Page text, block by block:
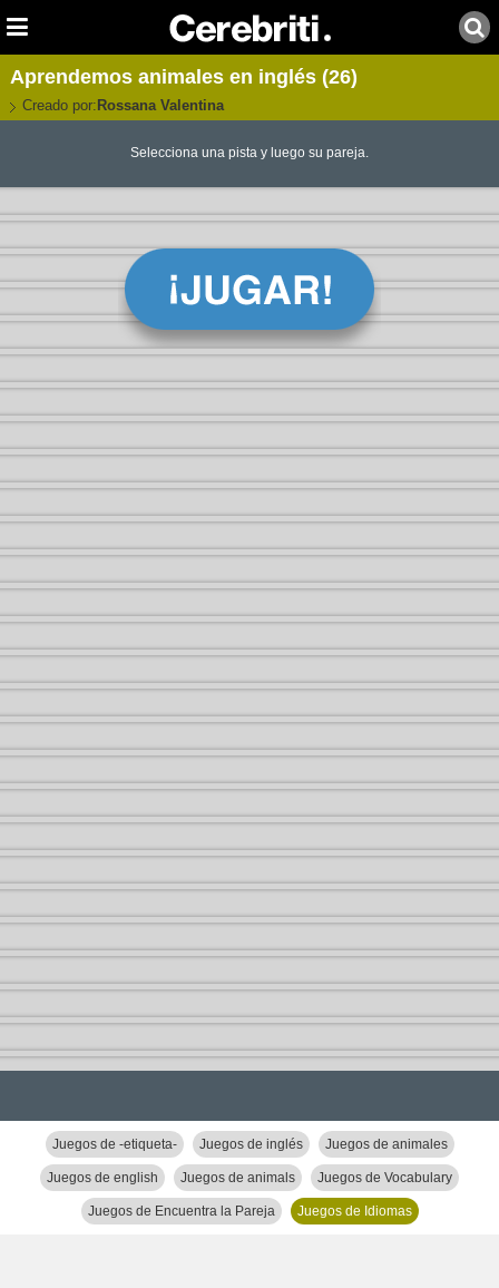
Aprendemos animales en inglés (26)
Creado por: Rossana Valentina
Selecciona una pista y luego su pareja.
Juegos de -etiqueta- Juegos de inglés Juegos de animales
Juegos de english Juegos de animals Juegos de Vocabulary
Juegos de Encuentra la Pareja Juegos de Idiomas